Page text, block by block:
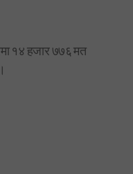
१४ हजार ७७६ मत